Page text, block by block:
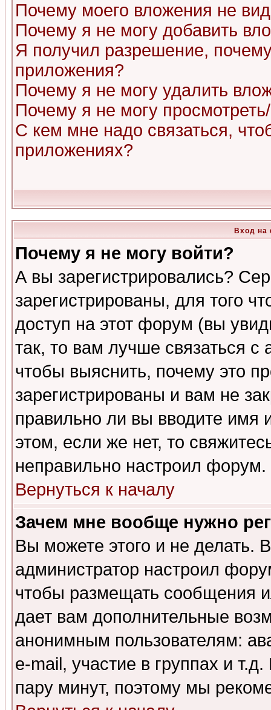
Почему моего вложения не
Почему я не могу добавить
Я получил разрешение,
приложения?
Почему я не могу удалить
Почему я не могу
С кем мне надо связаться,
приложениях?
Вход на
Почему я не могу войти?
А вы зарегистрировались?
зарегистрированы, для того
доступ на этот форум (вы
так, то вам лучше связаться
чтобы выяснить, почему это
зарегистрированы и вам не
правильно ли вы вводите
этом, если же нет, то
неправильно настроил форум.
Вернуться к началу
Зачем мне вообще нужно
Вы можете этого и не делать.
администратор настроил
чтобы размещать сообщения
дает вам дополнительные
анонимным пользователям:
e-mail, участие в группах и
пару минут, поэтому мы